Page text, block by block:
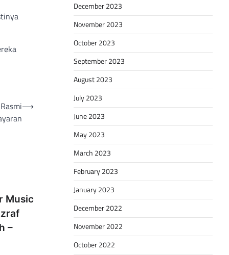
⟶
Music
–
December 2023
November 2023
October 2023
September 2023
August 2023
July 2023
June 2023
May 2023
March 2023
February 2023
January 2023
December 2022
November 2022
October 2022